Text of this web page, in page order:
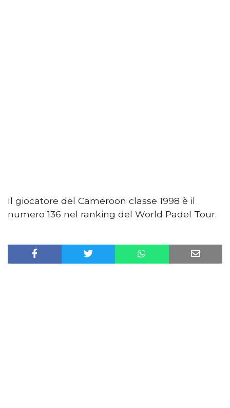
Il giocatore del Cameroon classe 1998 è il
numero 136 nel ranking del World Padel Tour.